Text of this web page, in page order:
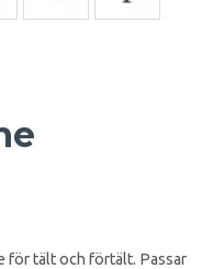
för tält och förtält. Passar